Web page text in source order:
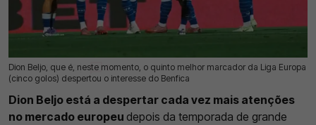
Dion Beljo, que é, neste momento, o quinto melhor marcador da Liga Europa
(cinco golos) despertou o interesse do Benfica
14 Mai 2026 | 10:02 | 0
Dion Beljo está a despertar cada vez mais atenções
no mercado europeu depois da temporada de grande